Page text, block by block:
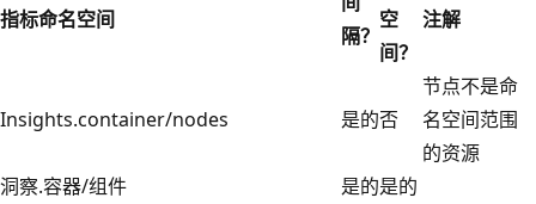
指标命名空间
隔？
空
间？
注解
Insights.container/nodes 是的否
节点不是命
名空间范围
的资源
洞察.容器/组件
是的是的